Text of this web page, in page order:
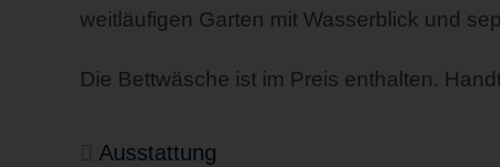
weitläufigen Garten mit Wasserblick und
Die Bettwäsche ist im Preis enthalten.
Ausstattung